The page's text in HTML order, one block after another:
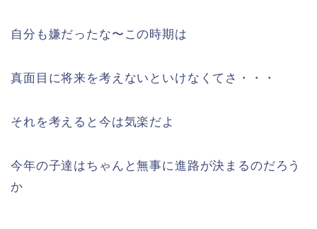
自分も嫌だったな〜この時期は
真面目に将来を考えないといけなくてさ・・・
それを考えると今は気楽だよ
今年の子達はちゃんと無事に進路が決まるのだろう
か